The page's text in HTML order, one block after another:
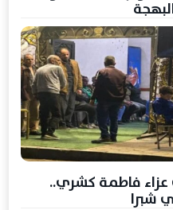
عزاء فاطمة كشري..
شبرا